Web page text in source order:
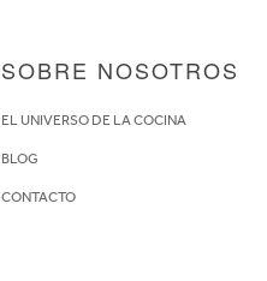
SOBRE NOSOTROS
EL UNIVERSO DE LA COCINA
BLOG
CONTACTO